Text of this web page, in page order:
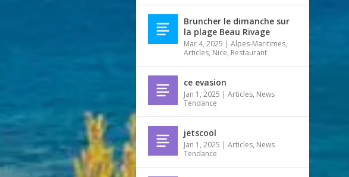
Bruncher le dimanche sur
la plage Beau Rivage
Mar 4, 2025 |Alpes-Maritimes,
Articles, Nice, Restaurant
ce evasion
Jan 1, 2025 |Articles, News
Tendance
jetscool
Jan 1, 2025 |Articles, News
Tendance